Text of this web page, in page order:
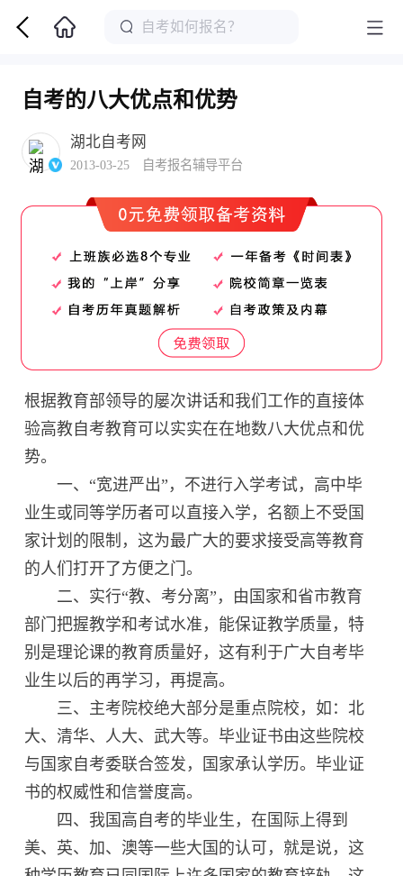
自考的八大优点和优势
湖北自考网
2013-03-25 自考报名辅导平台
根据教育部领导的屡次讲话和我们工作的直接体
验高教自考教育可以实实在在地数八大优点和优
势。
一、“宽进严出”，不进行入学考试，高中毕
业生或同等学历者可以直接入学，名额上不受国
家计划的限制，这为最广大的要求接受高等教育
的人们打开了方便之门。
二、实行“教、考分离”，由国家和省市教育
部门把握教学和考试水准，能保证教学质量，特
别是理论课的教育质量好，这有利于广大自考毕
业生以后的再学习，再提高。
三、主考院校绝大部分是重点院校，如：北
大、清华、人大、武大等。毕业证书由这些院校
与国家自考委联合签发，国家承认学历。毕业证
书的权威性和信誉度高。
四、我国高自考的毕业生，在国际上得到
美、英、加、澳等一些大国的认可，就是说，这